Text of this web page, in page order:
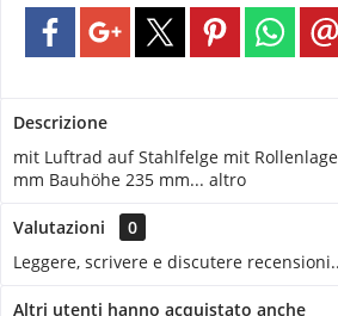
Descrizione
mit Luftrad auf Stahlfelge mit
mm Bauhöhe 235 mm... altro
Valutazioni
0
Leggere, scrivere e discutere
Altri utenti hanno acquistato anche